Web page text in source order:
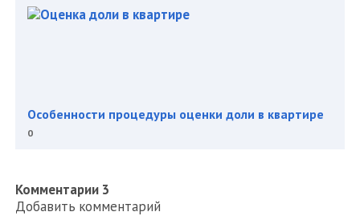
Особенности процедуры оценки доли в квартире
0
Комментарии 3
Добавить комментарий